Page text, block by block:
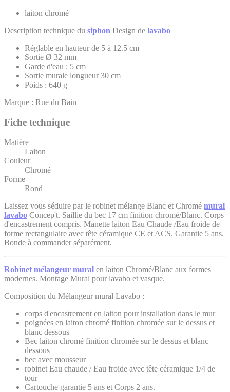
laiton chromé
Description technique du siphon Design de lavabo
Réglable en hauteur de 5 à 12.5 cm
Sortie Ø 32 mm
Garde d'eau : 5 cm
Sortie murale longueur 30 cm
Poids : 640 g
Marque : Rue du Bain
Fiche technique
Matière
Laiton
Couleur
Chromé
Forme
Rond
Laissez vous séduire par le robinet mélange Blanc et Chromé mural
lavabo Concep't. Saillie du bec 17 cm finition chromé/Blanc. Corps
d'encastrement compris. Manette laiton Eau Chaude /Eau froide de
forme rectangulaire avec tête céramique CE et ACS. Garantie 5 ans.
Bonde à commander séparément.
Robinet mélangeur mural en laiton Chromé/Blanc aux formes
modernes. Montage Mural pour lavabo et vasque.
Composition du Mélangeur mural Lavabo :
corps d'encastrement en laiton pour installation dans le mur
poignées en laiton chromé finition chromée sur le dessus et
blanc dessous
Bec laiton chromé finition chromée sur le dessus et blanc
dessous
bec avec mousseur
robinet Eau chaude / Eau froide avec tête céramique 1/4 de
tour
Cartouche garantie 5 ans et Corps 2 ans.